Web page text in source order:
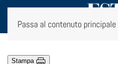
Passa al contenuto principale
Stampa